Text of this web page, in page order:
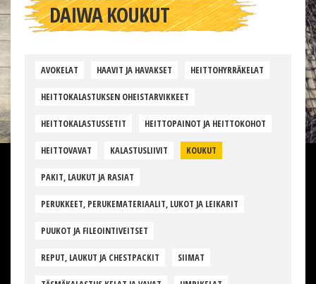
DAIWA KOUKUT
AVOKELAT HAAVIT JA HAVAKSET HEITTOHYRRÄKELAT
HEITTOKALASTUKSEN OHEISTARVIKKEET
HEITTOKALASTUSSETIT HEITTOPAINOT JA HEITTOKOHOT
HEITTOVAVAT KALASTUSLIIVIT KOUKUT
PAKIT, LAUKUT JA RASIAT
PERUKKEET, PERUKEMATERIAALIT, LUKOT JA LEIKARIT
PUUKOT JA FILEOINTIVEITSET
REPUT, LAUKUT JA CHESTPACKIT SIIMAT